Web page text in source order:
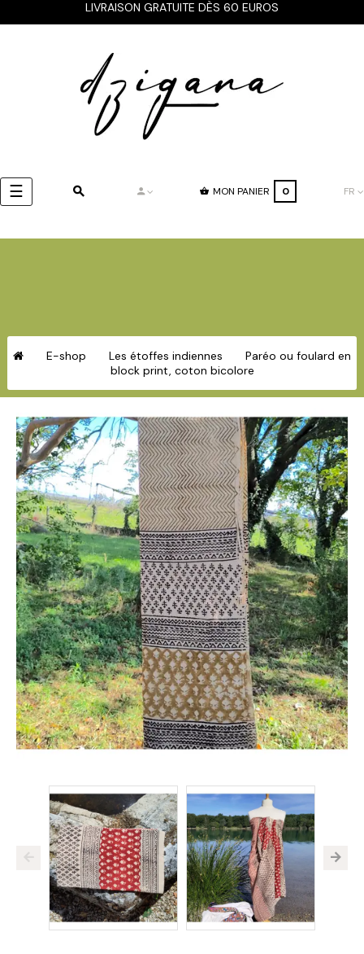
LIVRAISON GRATUITE DÈS 60 EUROS
Basculer
la
☰ MON PANIER 0 FR
E-shop Les étoffes indiennes
Paréo ou foulard en
block print, coton bicolore